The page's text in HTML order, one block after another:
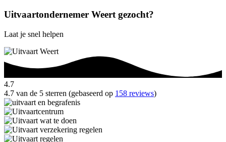
Uitvaartondernemer Weert gezocht?
Laat je snel helpen
4.7
4.7 van de 5 sterren (gebaseerd op 158 reviews)